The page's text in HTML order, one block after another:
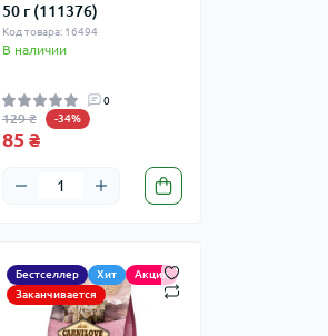
50 г (111376)
Код товара: 16494
В наличии
0
129 ₴ -34%
85 ₴
Бестселлер Хит
Акция
Заканчивается